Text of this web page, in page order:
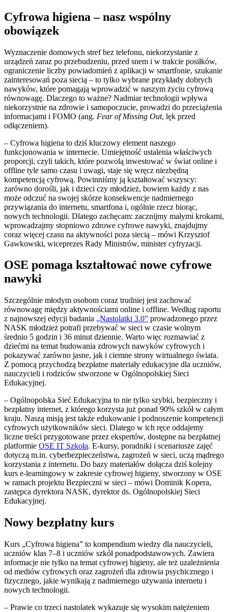
Cyfrowa higiena – nasz wspólny
obowiązek
Wyznaczenie domowych stref bez telefonu, niekorzystanie z
urządzeń zaraz po przebudzeniu, przed snem i w trakcie posiłków,
ograniczenie liczby powiadomień z aplikacji w smartfonie, szukanie
zainteresowań poza siecią – to tylko wybrane przykłady dobrych
nawyków, które pomagają wprowadzić w naszym życiu cyfrową
równowagę. Dlaczego to ważne? Nadmiar technologii wpływa
niekorzystnie na zdrowie i samopoczucie, prowadzi do przeciążenia
informacjami i FOMO (ang. Fear of Missing Out, lęk przed
odłączeniem).
– Cyfrowa higiena to dziś kluczowy element naszego
funkcjonowania w internecie. Umiejętność ustalenia właściwych
proporcji, czyli takich, które pozwolą inwestować w świat online i
offline tyle samo czasu i uwagi, staje się wręcz niezbędną
kompetencją cyfrową. Powinniśmy ją kształtować wszyscy:
zarówno dorośli, jak i dzieci czy młodzież, bowiem każdy z nas
może odczuć na swojej skórze konsekwencje nadmiernego
przywiązania do internetu, smartfona i, ogólnie rzecz biorąc,
nowych technologii. Dlatego zachęcam: zacznijmy małymi krokami,
wprowadzajmy stopniowo zdrowe cyfrowe nawyki, znajdujmy
coraz więcej czasu na aktywności poza siecią – mówi Krzysztof
Gawkowski, wiceprezes Rady Ministrów, minister cyfryzacji.
OSE pomaga kształtować nowe cyfrowe
nawyki
Szczególnie młodym osobom coraz trudniej jest zachować
równowagę między aktywnościami online i offline. Według raportu
z najnowszej edycji badania „Nastolatki 3.0” prowadzonego przez
NASK młodzież potrafi przebywać w sieci w czasie wolnym
średnio 5 godzin i 36 minut dziennie. Warto więc rozmawiać z
dziećmi na temat budowania zdrowych nawyków cyfrowych i
pokazywać zarówno jasne, jak i ciemne strony wirtualnego świata.
Z pomocą przychodzą bezpłatne materiały edukacyjne dla uczniów,
nauczycieli i rodziców stworzone w Ogólnopolskiej Sieci
Edukacyjnej.
– Ogólnopolska Sieć Edukacyjna to nie tylko szybki, bezpieczny i
bezpłatny internet, z którego korzysta już ponad 90% szkół w całym
kraju. Naszą misją jest także edukowanie i podnoszenie kompetencji
cyfrowych użytkowników sieci. Dlatego w ich ręce oddajemy
liczne treści przygotowane przez ekspertów, dostępne na bezpłatnej
platformie OSE IT Szkoła. E-kursy, poradniki i scenariusze zajęć
dotyczą m.in. cyberbezpieczeństwa, zagrożeń w sieci, uczą mądrego
korzystania z internetu. Do bazy materiałów dołącza dziś kolejny
kurs e-learningowy w zakresie cyfrowej higieny, stworzony w OSE
w ramach projektu Bezpieczni w sieci – mówi Dominik Kopera,
zastępca dyrektora NASK, dyrektor ds. Ogólnopolskiej Sieci
Edukacyjnej.
Nowy bezpłatny kurs
Kurs „Cyfrowa higiena” to kompendium wiedzy dla nauczycieli,
uczniów klas 7–8 i uczniów szkół ponadpodstawowych. Zawiera
informacje nie tylko na temat cyfrowej higieny, ale też uzależnienia
od mediów cyfrowych oraz zagrożeń dla zdrowia psychicznego i
fizycznego, jakie wynikają z nadmiernego używania internetu i
nowych technologii.
– Prawie co trzeci nastolatek wykazuje się wysokim natężeniem